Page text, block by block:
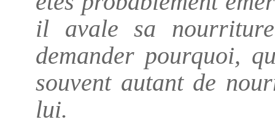
il avale sa
demander pourquoi,
souvent autant de
lui.